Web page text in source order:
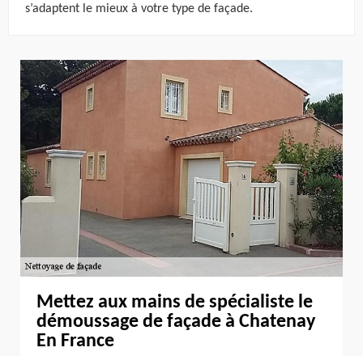
s’adaptent le mieux à votre type de façade.
Mettez aux mains de spécialiste le
démoussage de façade à Chatenay
En France